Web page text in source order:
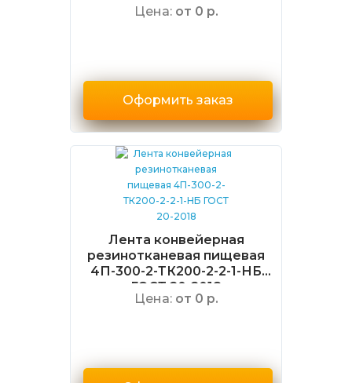
Цена: от 0 р.
Оформить заказ
Лента конвейерная
резинотканевая пищевая
4П-300-2-ТК200-2-2-1-НБ
ГОСТ 20-2018
Цена: от 0 р.